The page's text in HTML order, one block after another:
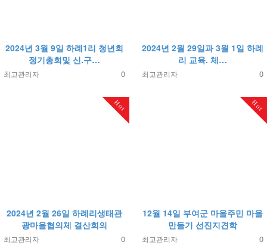
2024년 3월 9일 하례1리 청년회
정기총회및 신.구…
최고관리자 0
2024년 2월 29일과 3월 1일 하례
리 교육. 체…
최고관리자 0
Hot
2024년 2월 26일 하례리생태관
광마을협의체 결산회의
최고관리자 0
Hot
12월 14일 부여군 마을주민 마을
만들기 선진지견학
최고관리자 0